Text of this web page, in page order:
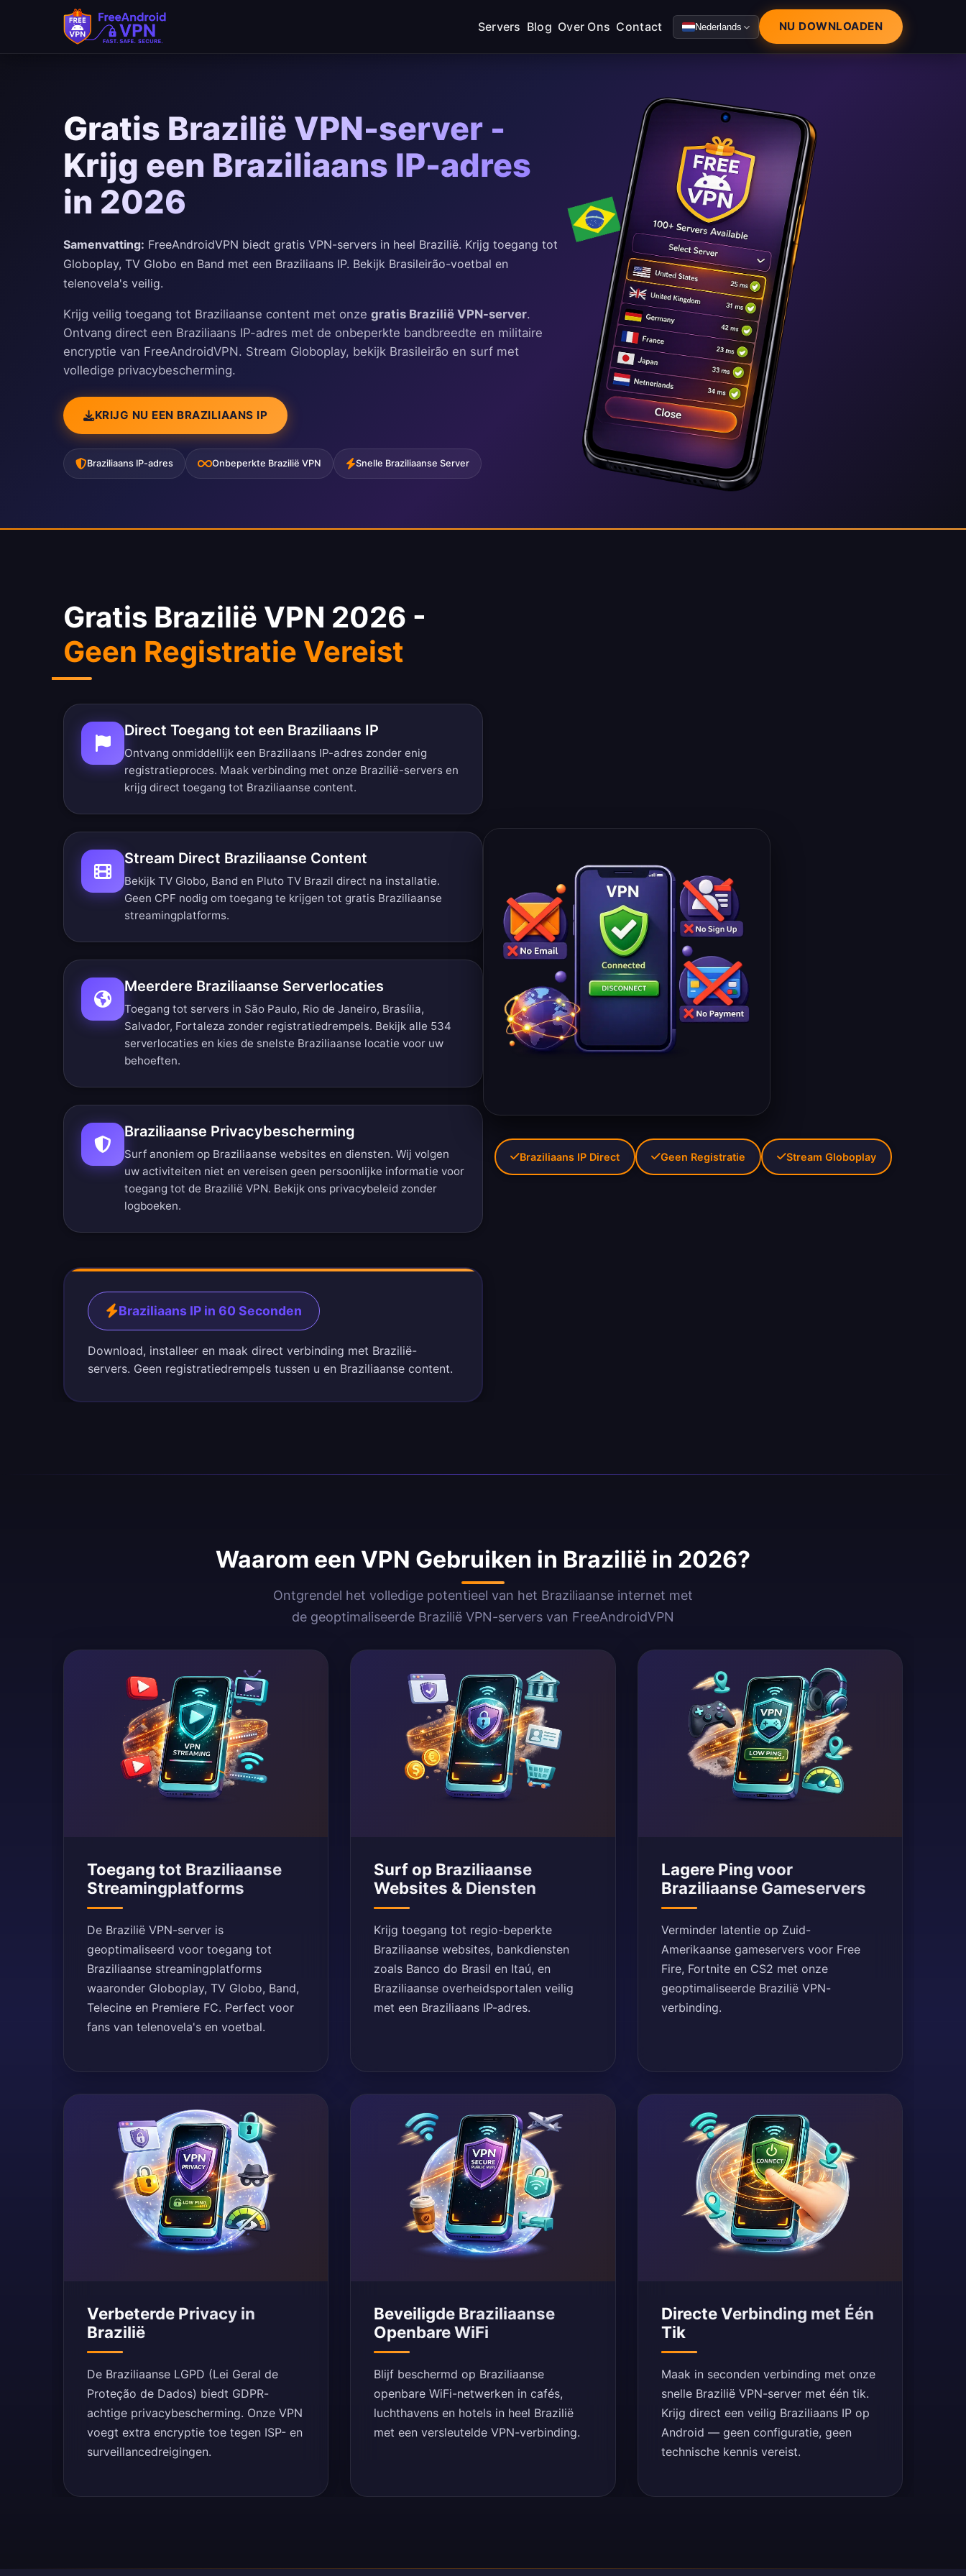
Ga naar hoofdinhoud
Servers Blog Over Ons Contact Nederlands NU DOWNLOADEN
Gratis Brazilië VPN-server -
Krijg een Braziliaans IP-adres
in 2026
Samenvatting: FreeAndroidVPN biedt gratis VPN-servers in heel Brazilië. Krijg toegang tot
Globoplay, TV Globo en Band met een Braziliaans IP. Bekijk Brasileirão-voetbal en
telenovela's veilig.
Krijg veilig toegang tot Braziliaanse content met onze gratis Brazilië VPN-server.
Ontvang direct een Braziliaans IP-adres met de onbeperkte bandbreedte en militaire
encryptie van FreeAndroidVPN. Stream Globoplay, bekijk Brasileirão en surf met
volledige privacybescherming.
KRIJG NU EEN BRAZILIAANS IP
Braziliaans IP-adres Onbeperkte Brazilië VPN Snelle Braziliaanse Server
Gratis Brazilië VPN 2026 -
Geen Registratie Vereist
Direct Toegang tot een Braziliaans IP
Ontvang onmiddellijk een Braziliaans IP-adres zonder enig
registratieproces. Maak verbinding met onze Brazilië-servers en
krijg direct toegang tot Braziliaanse content.
Stream Direct Braziliaanse Content
Bekijk TV Globo, Band en Pluto TV Brazil direct na installatie.
Geen CPF nodig om toegang te krijgen tot gratis Braziliaanse
streamingplatforms.
Meerdere Braziliaanse Serverlocaties
Toegang tot servers in São Paulo, Rio de Janeiro, Brasília,
Salvador, Fortaleza zonder registratiedrempels. Bekijk alle 534
serverlocaties en kies de snelste Braziliaanse locatie voor uw
behoeften.
Braziliaanse Privacybescherming
Surf anoniem op Braziliaanse websites en diensten. Wij volgen
uw activiteiten niet en vereisen geen persoonlijke informatie voor
toegang tot de Brazilië VPN. Bekijk ons privacybeleid zonder
logboeken.
Braziliaans IP in 60 Seconden
Download, installeer en maak direct verbinding met Brazilië-
servers. Geen registratiedrempels tussen u en Braziliaanse content.
Braziliaans IP Direct Geen Registratie Stream Globoplay
Waarom een VPN Gebruiken in Brazilië in 2026?
Ontgrendel het volledige potentieel van het Braziliaanse internet met
de geoptimaliseerde Brazilië VPN-servers van FreeAndroidVPN
Toegang tot Braziliaanse
Streamingplatforms
De Brazilië VPN-server is
geoptimaliseerd voor toegang tot
Braziliaanse streamingplatforms
waaronder Globoplay, TV Globo, Band,
Telecine en Premiere FC. Perfect voor
fans van telenovela's en voetbal.
Surf op Braziliaanse
Websites & Diensten
Krijg toegang tot regio-beperkte
Braziliaanse websites, bankdiensten
zoals Banco do Brasil en Itaú, en
Braziliaanse overheidsportalen veilig
met een Braziliaans IP-adres.
Lagere Ping voor
Braziliaanse Gameservers
Verminder latentie op Zuid-
Amerikaanse gameservers voor Free
Fire, Fortnite en CS2 met onze
geoptimaliseerde Brazilië VPN-
verbinding.
Verbeterde Privacy in
Brazilië
De Braziliaanse LGPD (Lei Geral de
Proteção de Dados) biedt GDPR-
achtige privacybescherming. Onze VPN
voegt extra encryptie toe tegen ISP- en
surveillancedreigingen.
Beveiligde Braziliaanse
Openbare WiFi
Blijf beschermd op Braziliaanse
openbare WiFi-netwerken in cafés,
luchthavens en hotels in heel Brazilië
met een versleutelde VPN-verbinding.
Directe Verbinding met Één
Tik
Maak in seconden verbinding met onze
snelle Brazilië VPN-server met één tik.
Krijg direct een veilig Braziliaans IP op
Android — geen configuratie, geen
technische kennis vereist.